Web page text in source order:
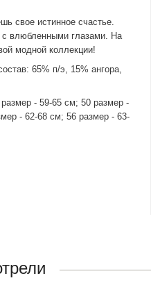
свое истинное счастье.
с влюбленными глазами. На
модной коллекции!
65% п/э, 15% ангора,
- 59-65 см; 50 размер -
- 62-68 см; 56 размер - 63-